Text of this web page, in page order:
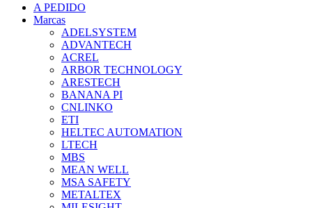
A PEDIDO
Marcas
ADELSYSTEM
ADVANTECH
ACREL
ARBOR TECHNOLOGY
ARESTECH
BANANA PI
CNLINKO
ETI
HELTEC AUTOMATION
LTECH
MBS
MEAN WELL
MSA SAFETY
METALTEX